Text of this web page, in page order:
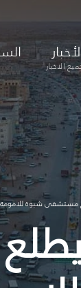
الاخبار
مستشفى شبوة